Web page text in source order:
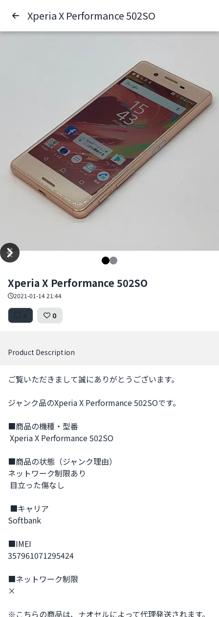
Xperia X Performance 502SO
Xperia X Performance 502SO
2021-01-14 21:44
0
Product Description
ご覧いただきまして誠にありがとうございます。
ジャンク品のXperia X Performance 502SOです。
■商品の機種・型番
■商品の状態（ジャンク理由）
ネットワーク制限あり
Softbank
■IMEI
357961071295424
■ネットワーク制限
×
※こちらの商品は、ナオセルによって代理発送されます。